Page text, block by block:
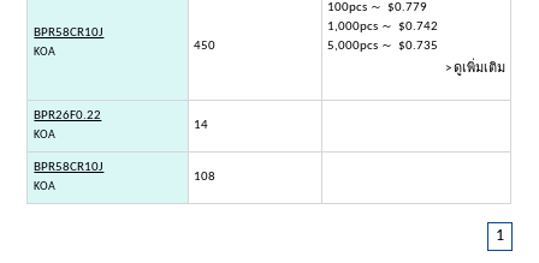
BPR58CR10J
KOA 450
100pcs ～ $0.779
1,000pcs ～ $0.742
5,000pcs ～ $0.735
> ดูเพิ่มเติม
BPR26F0.22
KOA
14
BPR58CR10J
KOA
108
1